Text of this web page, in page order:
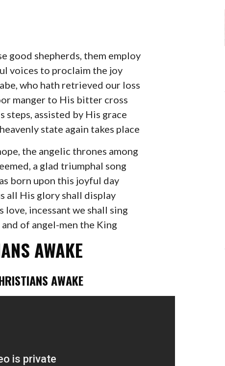
good shepherds, them employ
voices to proclaim the joy
who hath retrieved our loss
manger to His bitter cross
steps, assisted by His grace
state again takes place
the angelic thrones among
a glad triumphal song
born upon this joyful day
all His glory shall display
love, incessant we shall sing
of angel-men the King
AWAKE
AWAKE